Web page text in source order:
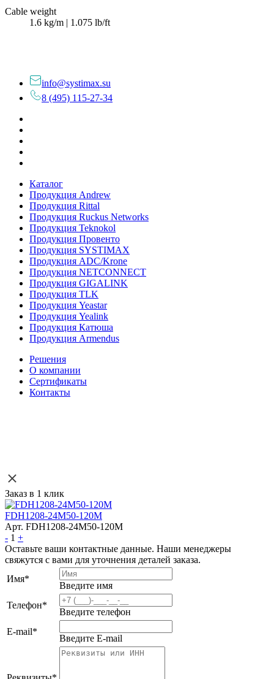
Cable weight
1.6 kg/m | 1.075 lb/ft
info@systimax.su
8 (495) 115-27-34
Каталог
Продукция Andrew
Продукция Rittal
Продукция Ruckus Networks
Продукция Teknokol
Продукция Провенто
Продукция SYSTIMAX
Продукция ADC/Krone
Продукция NETCONNECT
Продукция GIGALINK
Продукция TLK
Продукция Yeastar
Продукция Yealink
Продукция Катюша
Продукция Armendus
Решения
О компании
Сертификаты
Контакты
Заказ в 1 клик
FDH1208-24M50-120M
Арт. FDH1208-24M50-120M
- 1 +
Оставьте ваши контактные данные. Наши менеджеры
свяжутся с вами для уточнения деталей заказа.
Имя*
Введите имя
Телефон*
Введите телефон
E-mail*
Введите E-mail